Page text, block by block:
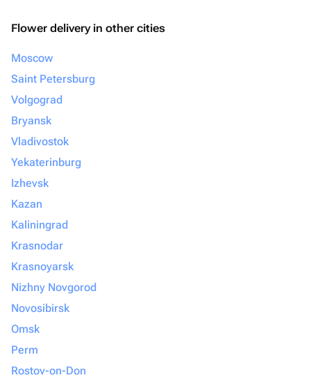
Flower delivery in other cities
Moscow
Saint Petersburg
Volgograd
Bryansk
Vladivostok
Yekaterinburg
Izhevsk
Kazan
Kaliningrad
Krasnodar
Krasnoyarsk
Nizhny Novgorod
Novosibirsk
Omsk
Perm
Rostov-on-Don